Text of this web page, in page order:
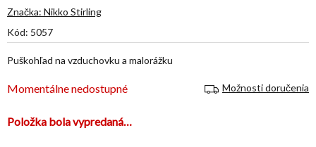
Kód: 5057
Momentálne nedostupné Možnosti doručenia
Položka bola vypredaná…
Puškohľad na vzduchovku a malorážku
produktu
5,0
5
Značka: Nikko Stirling